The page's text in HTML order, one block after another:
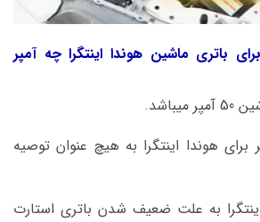
باتری ماشین هوندا اینتگرا چه آمپر
کمتر از 50 آمپر برای هوندا اینتگرا به هیچ عنوان توصیه
به علت ضعیف شدن باتری استارت